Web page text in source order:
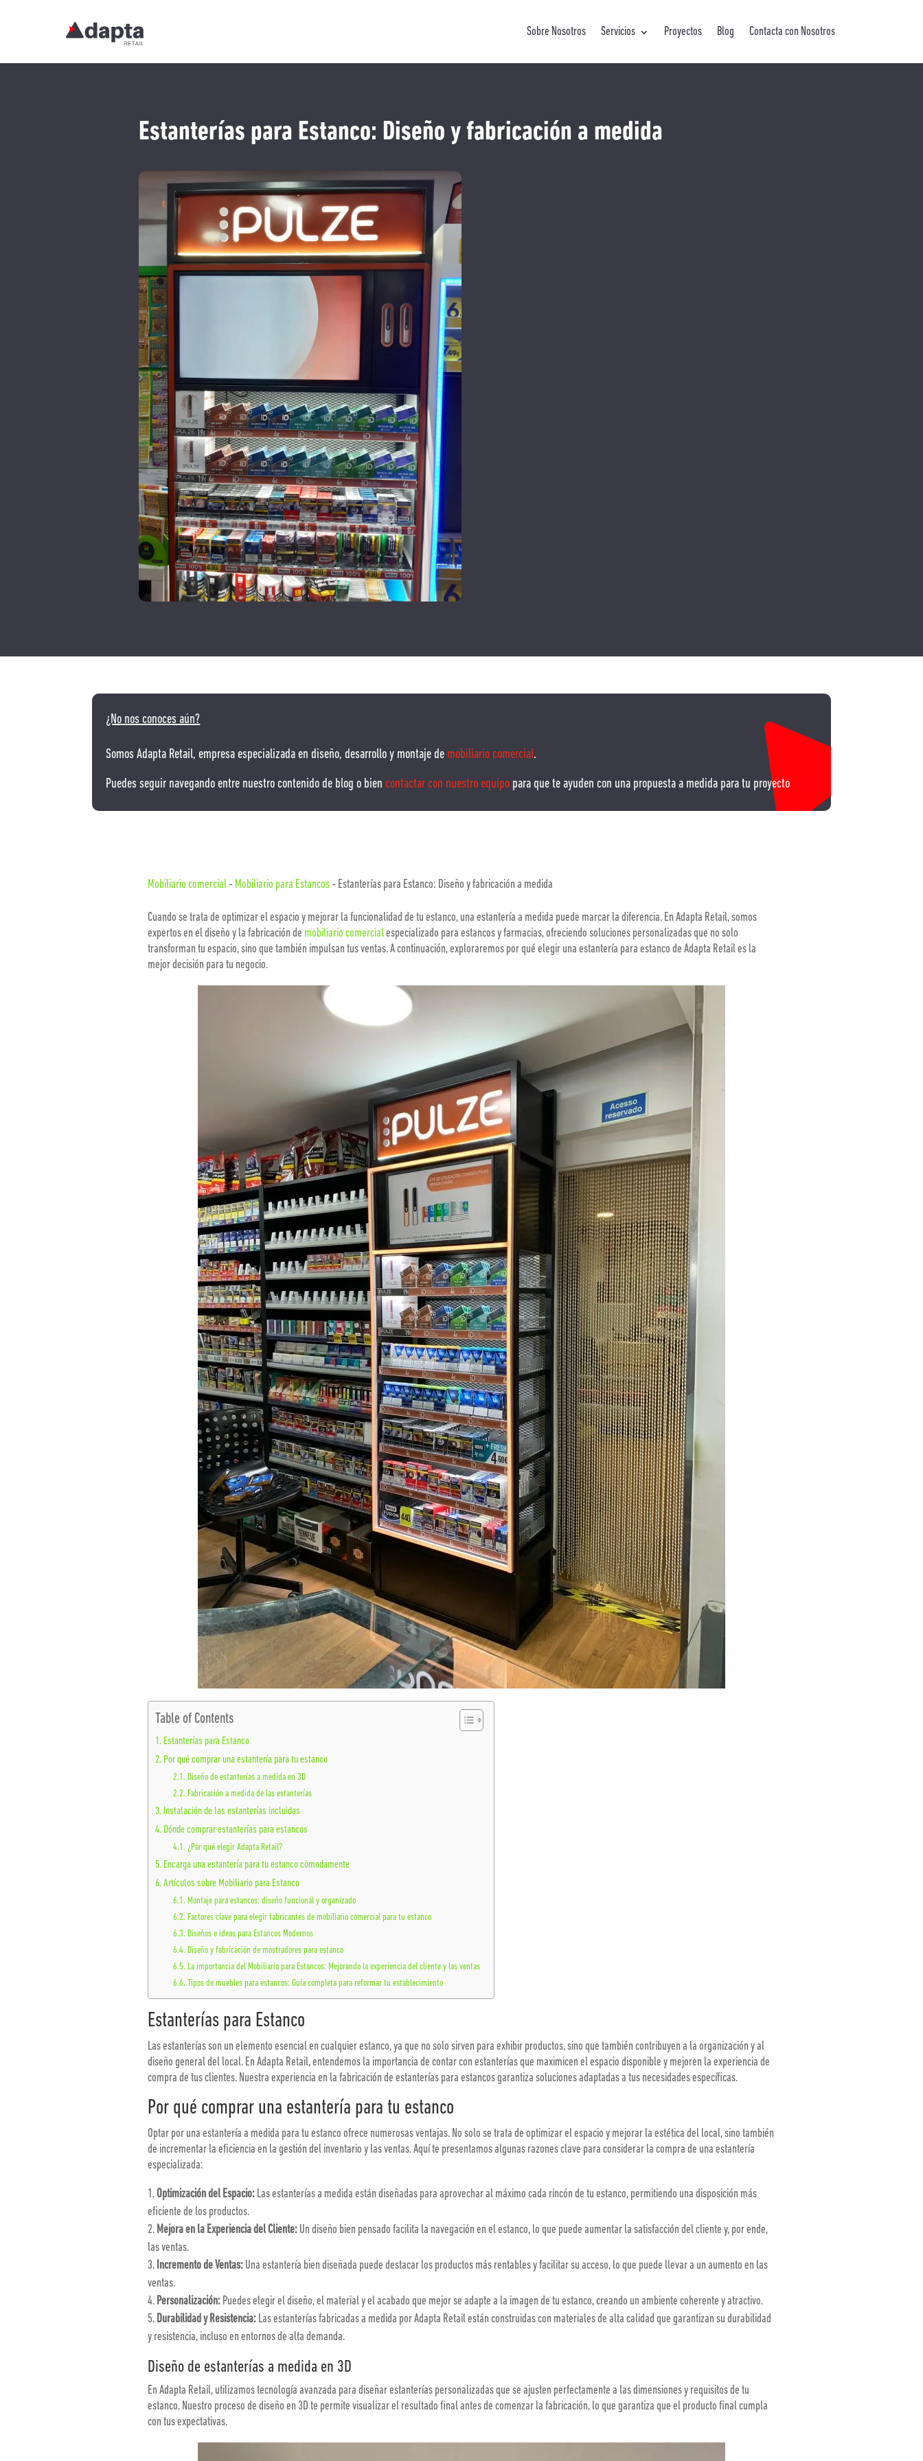
Sobre Nosotros Servicios Proyectos Blog Contacta con Nosotros
Estanterías para Estanco: Diseño y fabricación a medida
¿No nos conoces aún?
Somos Adapta Retail, empresa especializada en diseño, desarrollo y montaje de mobiliario comercial.
Puedes seguir navegando entre nuestro contenido de blog o bien contactar con nuestro equipo para que te ayuden con una propuesta a medida para tu proyecto
Mobiliario comercial- Mobiliario para Estancos- Estanterías para Estanco: Diseño y fabricación a medida
Cuando se trata de optimizar el espacio y mejorar la funcionalidad de tu estanco, una estantería a medida puede marcar la diferencia. En Adapta Retail, somos
expertos en el diseño y la fabricación de mobiliario comercialespecializado para estancos y farmacias, ofreciendo soluciones personalizadas que no solo
transforman tu espacio, sino que también impulsan tus ventas. A continuación, exploraremos por qué elegir una estantería para estanco de Adapta Retail es la
mejor decisión para tu negocio.
Table of Contents
Estanterías para Estanco
Por qué comprar una estantería para tu estanco
Diseño de estanterías a medida en 3D
Fabricación a medida de las estanterías
Instalación de las estanterías incluidas
Dónde comprar estanterías para estancos
¿Por qué elegir Adapta Retail?
Encarga una estantería para tu estanco cómodamente
Artículos sobre Mobiliario para Estanco
Montaje para estancos: diseño funcional y organizado
Factores clave para elegir fabricantes de mobiliario comercial para tu estanco
Diseños e ideas para Estancos Modernos
Diseño y fabricación de mostradores para estanco
La importancia del Mobiliario para Estancos: Mejorando la experiencia del cliente y las ventas
Tipos de muebles para estancos: Guía completa para reformar tu establecimiento
Estanterías para Estanco
Las estanterías son un elemento esencial en cualquier estanco, ya que no solo sirven para exhibir productos, sino que también contribuyen a la organización y al
diseño general del local. En Adapta Retail, entendemos la importancia de contar con estanterías que maximicen el espacio disponible y mejoren la experiencia de
compra de tus clientes. Nuestra experiencia en la fabricación de estanterías para estancos garantiza soluciones adaptadas a tus necesidades específicas.
Por qué comprar una estantería para tu estanco
Optar por una estantería a medida para tu estanco ofrece numerosas ventajas. No solo se trata de optimizar el espacio y mejorar la estética del local, sino también
de incrementar la eficiencia en la gestión del inventario y las ventas. Aquí te presentamos algunas razones clave para considerar la compra de una estantería
especializada:
Optimización del Espacio: Las estanterías a medida están diseñadas para aprovechar al máximo cada rincón de tu estanco, permitiendo una disposición más
eficiente de los productos.
Mejora en la Experiencia del Cliente: Un diseño bien pensado facilita la navegación en el estanco, lo que puede aumentar la satisfacción del cliente y, por ende,
las ventas.
Incremento de Ventas: Una estantería bien diseñada puede destacar los productos más rentables y facilitar su acceso, lo que puede llevar a un aumento en las
ventas.
Personalización: Puedes elegir el diseño, el material y el acabado que mejor se adapte a la imagen de tu estanco, creando un ambiente coherente y atractivo.
Durabilidad y Resistencia: Las estanterías fabricadas a medida por Adapta Retail están construidas con materiales de alta calidad que garantizan su durabilidad
y resistencia, incluso en entornos de alta demanda.
Diseño de estanterías a medida en 3D
En Adapta Retail, utilizamos tecnología avanzada para diseñar estanterías personalizadas que se ajusten perfectamente a las dimensiones y requisitos de tu
estanco. Nuestro proceso de diseño en 3D te permite visualizar el resultado final antes de comenzar la fabricación, lo que garantiza que el producto final cumpla
con tus expectativas.